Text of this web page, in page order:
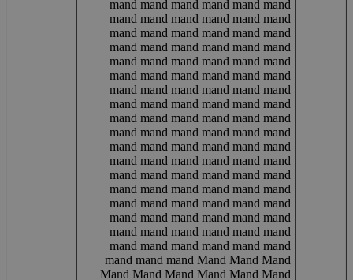
mand mand mand mand mand mand
mand mand mand mand mand mand
mand mand mand mand mand mand
mand mand mand mand mand mand
mand mand mand mand mand mand
mand mand mand mand mand mand
mand mand mand mand mand mand
mand mand mand mand mand mand
mand mand mand mand mand mand
mand mand mand mand mand mand
mand mand mand mand mand mand
mand mand mand mand mand mand
mand mand mand mand mand mand
mand mand mand mand mand mand
mand mand mand mand mand mand
mand mand mand mand mand mand
mand mand mand mand mand mand
mand mand mand mand mand mand
mand mand mand Mand Mand Mand
Mand Mand Mand Mand Mand Mand